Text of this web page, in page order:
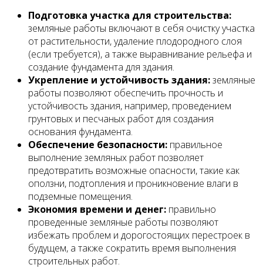
Подготовка участка для строительства:
земляные работы включают в себя очистку участка
от растительности, удаление плодородного слоя
(если требуется), а также выравнивание рельефа и
создание фундамента для здания.
Укрепление и устойчивость здания:земляные
работы позволяют обеспечить прочность и
устойчивость здания, например, проведением
грунтовых и песчаных работ для создания
основания фундамента.
Обеспечение безопасности: правильное
выполнение земляных работ позволяет
предотвратить возможные опасности, такие как
оползни, подтопления и проникновение влаги в
подземные помещения.
Экономия времени и денег: правильно
проведенные земляные работы позволяют
избежать проблем и дорогостоящих перестроек в
будущем, а также сократить время выполнения
строительных работ.